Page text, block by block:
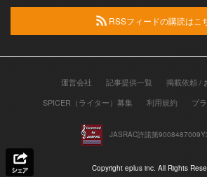
RSSフィードの購読はこ
運営会社 記事提供一覧
掲載依頼 /
SPICER（ライター）募集
利用規約 プ
JASRAC許諾第
Copyright eplus inc. All Rights